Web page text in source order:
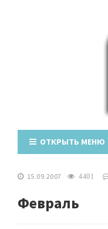
ОТКРЫТЬ МЕНЮ
15.09.2007 4401
Февраль